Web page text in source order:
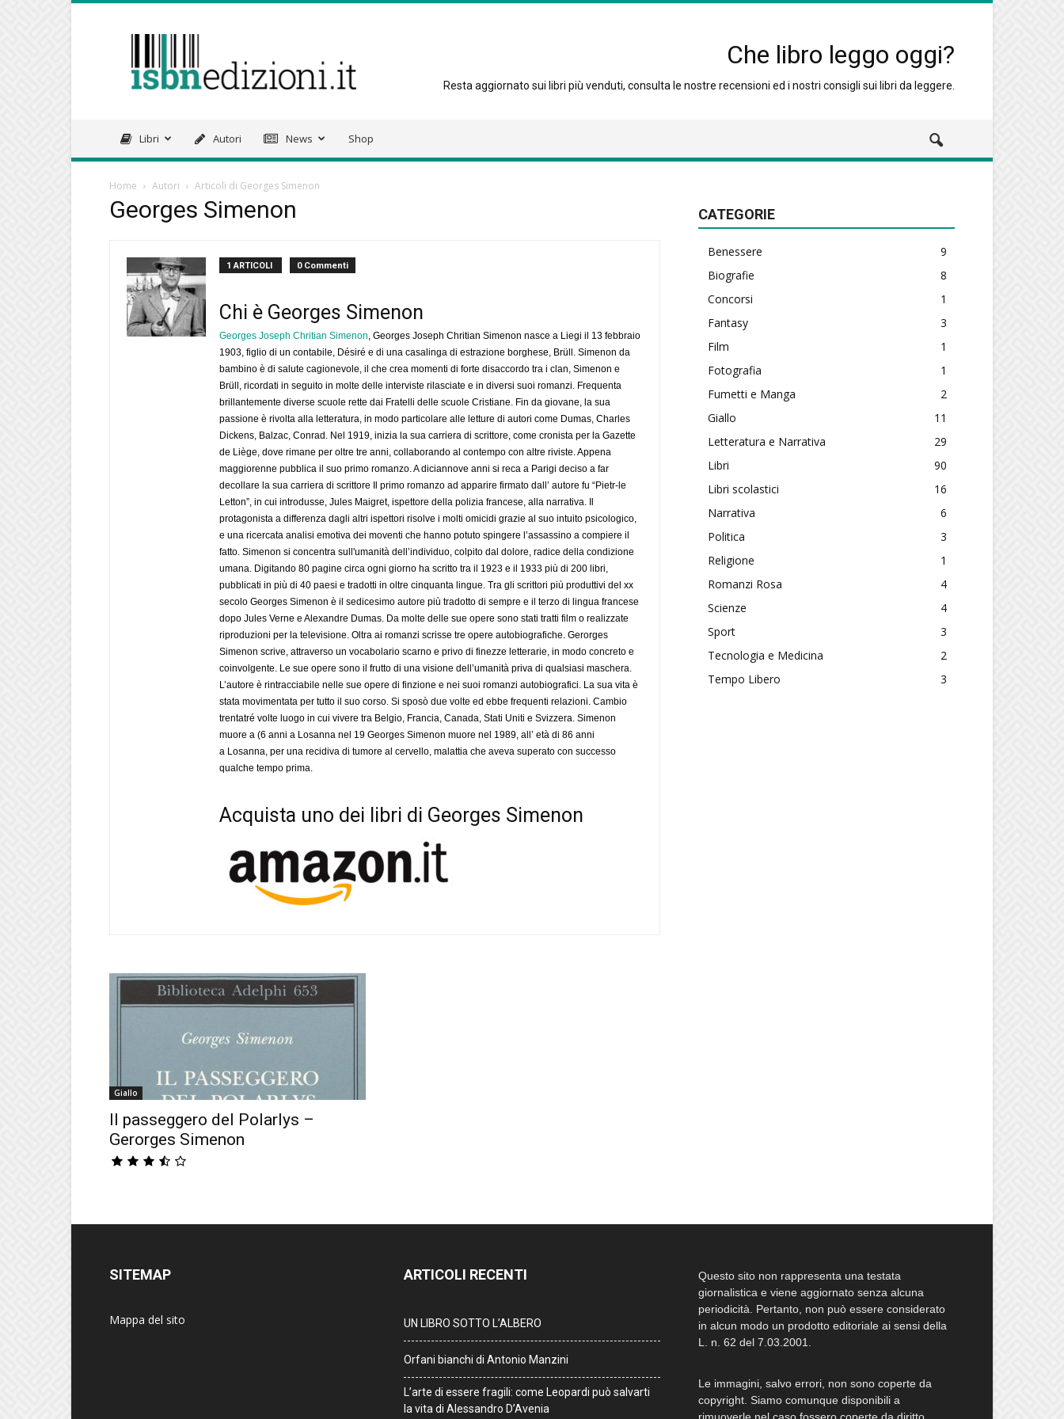
isbnedizioni.it
Che libro leggo oggi?
Resta aggiornato sui libri più venduti, consulta le nostre recensioni ed i nostri consigli sui libri da leggere.
Libri Autori News Shop
Home Autori Articoli di Georges Simenon
Georges Simenon
1 ARTICOLI 0 Commenti
Chi è Georges Simenon
Georges Joseph Chritian Simenon, Georges Joseph Chritian Simenon nasce a Liegi il 13 febbraio
1903, figlio di un contabile, Désiré e di una casalinga di estrazione borghese, Brüll. Simenon da
bambino è di salute cagionevole, il che crea momenti di forte disaccordo tra i clan, Simenon e
Brüll, ricordati in seguito in molte delle interviste rilasciate e in diversi suoi romanzi. Frequenta
brillantemente diverse scuole rette dai Fratelli delle scuole Cristiane. Fin da giovane, la sua
passione è rivolta alla letteratura, in modo particolare alle letture di autori come Dumas, Charles
Dickens, Balzac, Conrad. Nel 1919, inizia la sua carriera di scrittore, come cronista per la Gazette
de Liège, dove rimane per oltre tre anni, collaborando al contempo con altre riviste. Appena
maggiorenne pubblica il suo primo romanzo. A diciannove anni si reca a Parigi deciso a far
decollare la sua carriera di scrittore Il primo romanzo ad apparire firmato dall’ autore fu “Pietr-le
Letton”, in cui introdusse, Jules Maigret, ispettore della polizia francese, alla narrativa. Il
protagonista a differenza dagli altri ispettori risolve i molti omicidi grazie al suo intuito psicologico,
e una ricercata analisi emotiva dei moventi che hanno potuto spingere l’assassino a compiere il
fatto. Simenon si concentra sull'umanità dell’individuo, colpito dal dolore, radice della condizione
umana. Digitando 80 pagine circa ogni giorno ha scritto tra il 1923 e il 1933 più di 200 libri,
pubblicati in più di 40 paesi e tradotti in oltre cinquanta lingue. Tra gli scrittori più produttivi del xx
secolo Georges Simenon è il sedicesimo autore più tradotto di sempre e il terzo di lingua francese
dopo Jules Verne e Alexandre Dumas. Da molte delle sue opere sono stati tratti film o realizzate
riproduzioni per la televisione. Oltra ai romanzi scrisse tre opere autobiografiche. Gerorges
Simenon scrive, attraverso un vocabolario scarno e privo di finezze letterarie, in modo concreto e
coinvolgente. Le sue opere sono il frutto di una visione dell’umanità priva di qualsiasi maschera.
L’autore è rintracciabile nelle sue opere di finzione e nei suoi romanzi autobiografici. La sua vita è
stata movimentata per tutto il suo corso. Si sposò due volte ed ebbe frequenti relazioni. Cambio
trentatré volte luogo in cui vivere tra Belgio, Francia, Canada, Stati Uniti e Svizzera. Simenon
muore a (6 anni a Losanna nel 19 Georges Simenon muore nel 1989, all’ età di 86 anni
a Losanna, per una recidiva di tumore al cervello, malattia che aveva superato con successo
qualche tempo prima.
Acquista uno dei libri di Georges Simenon
Giallo
Il passeggero del Polarlys –
Gerorges Simenon
CATEGORIE
Benessere
9
Biografie
8
Concorsi
1
Fantasy
3
Film
1
Fotografia
1
Fumetti e Manga
2
Giallo
11
Letteratura e Narrativa
29
Libri
90
Libri scolastici
16
Narrativa
6
Politica
3
Religione
1
Romanzi Rosa
4
Scienze
4
Sport
3
Tecnologia e Medicina
2
Tempo Libero
3
SITEMAP
Mappa del sito
ARTICOLI RECENTI
UN LIBRO SOTTO L’ALBERO
Orfani bianchi di Antonio Manzini
L’arte di essere fragili: come Leopardi può salvarti
la vita di Alessandro D’Avenia
Questo sito non rappresenta una testata
giornalistica e viene aggiornato senza alcuna
periodicità. Pertanto, non può essere considerato
in alcun modo un prodotto editoriale ai sensi della
L. n. 62 del 7.03.2001.
Le immagini, salvo errori, non sono coperte da
copyright. Siamo comunque disponibili a